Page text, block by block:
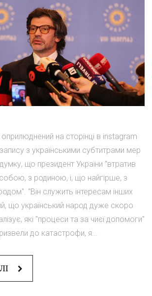
оприлюднений на сторінці в instagram
з українськими субтитрами мер
що президент України "втратив
з родиною, і, що найгірше, з
"Він служить інтересам інших
що український народ дуже скоро
які "процеси та за чиєї допомоги"
до катастрофи, я...